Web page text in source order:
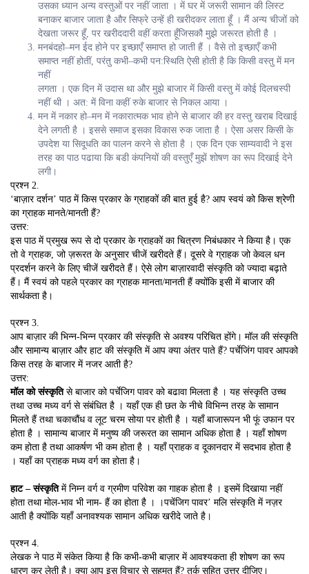
उसका ध्यान अन्य वस्तुओं पर नहीं जाता । में घर में जरूरी सामान की लिस्ट
बनाकर बाजार जाता है और सिफ्रे उन्हें ही खरीदकर लाता हूँ । मैं अन्य चीजों को
देखता जरूर हूँ, पर खरीददारी वहीं करता हूँजिसकौ मुझे जरूरत होती है ।
मनबंदहो–मन ईद होने पर इच्छाएँ समाप्त हो जाती हैं । वैसे तो इच्छाएँ कभी
समाप्त नहीं होतीं, परंतु कभी–कभी पन:स्थिति ऐसी होती है कि किसी वस्तु में मन
नहीं
लगता । एक दिन में उदास था और मुझे बाजार में किसी वस्तु में कोई दिलचस्पी
नहीं थी । अत: में विना कहीं रुके बाजार से निकल आया ।
मन में नकार हो–मन में नकारात्मक भाव होने से बाजार की हर वस्तु खराब दिखाई
देने लगती है । इससे समाज इसका विकास रुक जाता है । ऐसा असर किसी के
उपदेश या सिदूधति का पालन करने से होता है । एक दिन एक साम्यवादी ने इस
तरह का पाठ पढाया कि बडी कंपनियों की वस्तुएँ मुझें शोषण का रूप दिखाई देने
लगी।
प्रश्न 2.
‘बाज़ार दर्शन’ पाठ में किस प्रकार के ग्राहकों की बात हुई है? आप स्वयं को किस श्रेणी
का ग्राहक मानते/मानती हैं?
उत्तर:
इस पाठ में प्रमुख रूप से दो प्रकार के ग्राहकों का चित्रण निबंधकार ने किया है। एक
तो वे ग्राहक, जो ज़रूरत के अनुसार चीजें खरीदते हैं। दूसरे वे ग्राहक जो केवल धन
प्रदर्शन करने के लिए चीजें खरीदते हैं। ऐसे लोग बाज़ारवादी संस्कृति को ज्यादा बढ़ाते
हैं। मैं स्वयं को पहले प्रकार का ग्राहक मानता/मानती हैं क्योंकि इसी में बाजार की
सार्थकता है।
प्रश्न 3.
आप बाज़ार की भिन्न-भिन्न प्रकार की संस्कृति से अवश्य परिचित होंगे। मॉल की संस्कृति
और सामान्य बाज़ार और हाट की संस्कृति में आप क्या अंतर पाते हैं? पर्चेजिंग पावर आपको
किस तरह के बाजार में नजर आती है?
उत्तर:
मॉल को संस्कृतिसे बाजार को पर्चेजिग पावर को बढावा मिलता है । यह संस्कृति उच्च
तथा उच्च मध्य वर्ग से संबंधित है । यहाँ एक ही छत के नीचे विभिन्न तरह के सामान
मिलते हैं तथा चकाचौंध व लूट चरम सोया पर होती है । यहाँ बाजारूपन भी फूं उफान पर
होता है । सामान्य बाजार में मनुष्य की जरूरत का सामान अधिक होता है । यहाँ शोषण
कम होता है तथा आकर्षण भी कम होता है । यहाँ प्राहक व दूकानदार में सदभाव होता है
। यहाँ का प्राहक मध्य वर्ग का होता है।
हाट – संस्कृतिमें निम्न वर्ग व ग्रमीण परिवेश का गाहक होता है । इसमें दिखाया नहीं
होता तथा मोल-भाव भी नाम- हैं का होता है । ।पचेंजिग पावर’ मलि संस्कृति में नज़र
आती है क्योंकि यहाँ अनावश्यक सामान अधिक खरीदे जाते है।
प्रश्न 4.
लेखक ने पाठ में संकेत किया है कि कभी-कभी बाज़ार में आवश्यकता ही शोषण का रूप
धारण कर लेती है। क्या आप इस विचार से सहमत हैं? तर्क सहित उत्तर दीजिए।